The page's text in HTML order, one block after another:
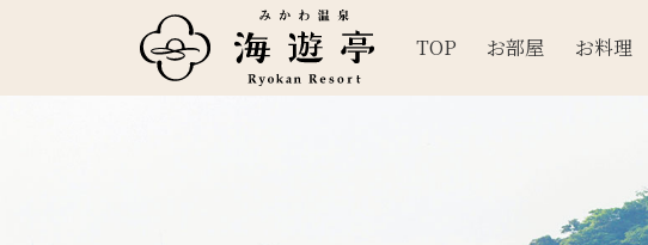
メインナビゲーション TOP お部屋 お料理